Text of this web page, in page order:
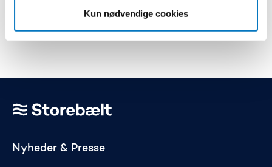
Kun nødvendige cookies
trafiktal blevet justeret, så de nu er mere
præcise og konsistente.
Nyheder & Presse